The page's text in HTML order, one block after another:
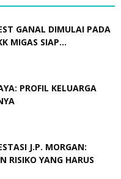
GANAL DIMULAI PADA
MIGAS SIAP...
PROFIL KELUARGA
J.P. MORGAN:
RISIKO YANG HARUS